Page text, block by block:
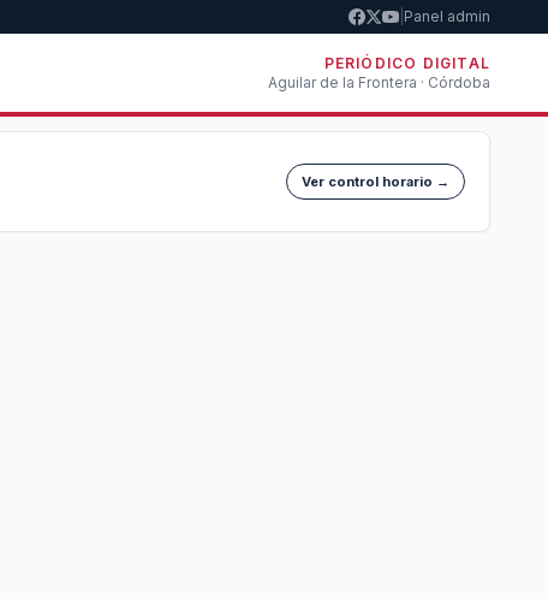
Panel admin
PERIÓDICO DIGITAL
Aguilar de la Frontera · Córdoba
Ver control horario →